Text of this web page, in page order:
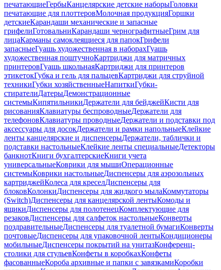
печатающиеГербыКанцелярские детские наборыГоловки
печатающие для плоттеровМолочная продукцияГоршки
детскиеКарандаши механические и запасные
грифелиГотовальниКарандаши чернографитныеГрим для
лицаКарманы самоклеящиеся для папокГрифели
запасныеГуашь художественная в наборахГуашь
художественная поштучноКартриджи для матричных
принтеровГуашь школьнаяКартриджи для принтеров
этикетокГубка и гель для пальцевКартриджи для струйной
техникиГубки хозяйственныеНапиткиГубки-
стирателиДатерыДемонстрационные
системыКипятильникиДержатели для бейджейКисти для
рисованияКлавиатуры беспроводныеДержатели для
телефоновКлавиатуры проводныеДержатели и подставки под
аксессуары для досокДержатели и рамки напольныеКлейкие
ленты канцелярские и диспенсерыДержатели, таблички и
подставки настольныеКлейкие ленты специальныеДетекторы
банкнотКниги бухгалтерскиеКниги учета
универсальныеКоврики для мышиОперационные
системыКоврики настольныеДиспенсеры для аэрозольных
картриджейКолеса для креселДиспенсеры для
блоковКолонкиДиспенсеры для жидкого мылаКоммутаторы
(Switch)Диспенсеры для канцелярской лентыКомоды и
ящикиДиспенсеры для полотенецКомплектующие для
резаковДиспенсеры для салфеток настольныеКонверты
поздравительныеДиспенсеры для туалетной бумагиКонверты
почтовыеДиспенсеры для упаковочной лентыКондиционеры
мобильныеДиспенсеры покрытий на унитазКонференц-
столики для стульевКонфеты в коробкахКонфеты
фасованныеКороба архивные и папки с завязкамиКоробки